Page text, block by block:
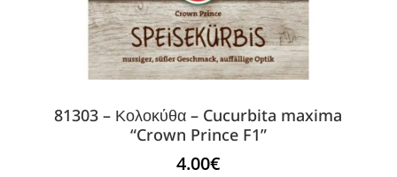
81303 – Κολοκύθα – Cucurbita maxima
“Crown Prince F1”
4.00€